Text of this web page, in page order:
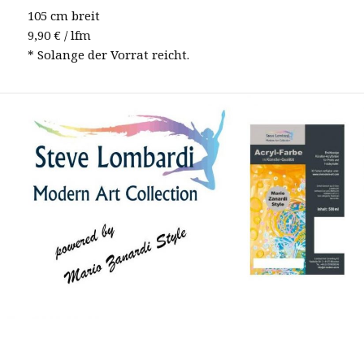
105 cm breit
9,90 € / lfm
* Solange der Vorrat reicht.